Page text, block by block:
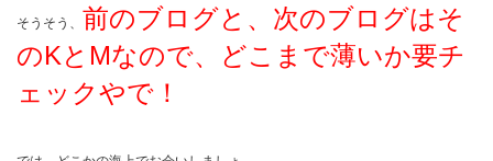
そうそう、 前のブログと、次のブログはそ
のKとMなので、どこまで薄いか要チ
ェックやで！